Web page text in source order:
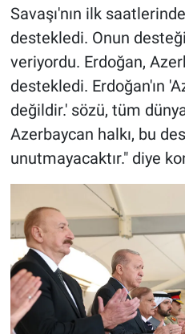
Savaşı'nın ilk
destekledi. Onun
veriyordu. Erdoğan,
destekledi. Erdoğan'ın
değildir.' sözü, tüm
Azerbaycan halkı, bu
unutmayacaktır." diye